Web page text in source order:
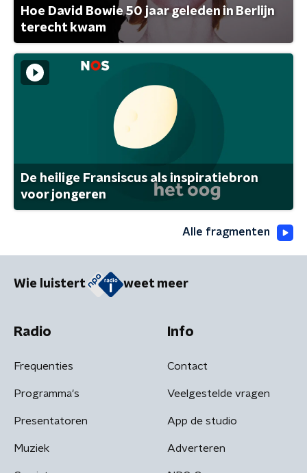
Hoe David Bowie 50 jaar geleden in Berlijn
terecht kwam
De heilige Fransiscus als inspiratiebron
voor jongeren
Alle fragmenten
Wie luistert weet meer
Radio
Frequenties
Programma's
Presentatoren
Muziek
Info
Contact
Veelgestelde vragen
App de studio
Adverteren